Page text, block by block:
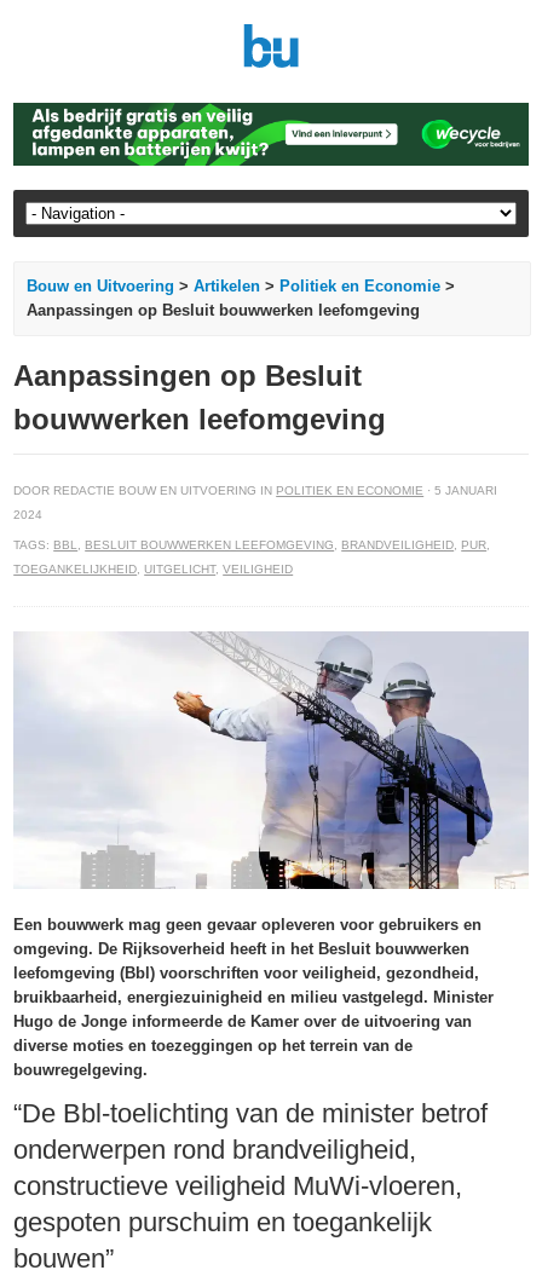
Bouw en Uitvoering >Artikelen > Politiek en Economie >
Aanpassingen op Besluit bouwwerken leefomgeving
Aanpassingen op Besluit
bouwwerken leefomgeving
DOOR REDACTIE BOUW EN UITVOERING IN POLITIEK EN ECONOMIE · 5 JANUARI
2024
TAGS: BBL, BESLUIT BOUWWERKEN LEEFOMGEVING, BRANDVEILIGHEID, PUR,
TOEGANKELIJKHEID,UITGELICHT,VEILIGHEID
Een bouwwerk mag geen gevaar opleveren voor gebruikers en
omgeving. De Rijksoverheid heeft in het Besluit bouwwerken
leefomgeving (Bbl) voorschriften voor veiligheid, gezondheid,
bruikbaarheid, energiezuinigheid en milieu vastgelegd. Minister
Hugo de Jonge informeerde de Kamer over de uitvoering van
diverse moties en toezeggingen op het terrein van de
bouwregelgeving.
“De Bbl-toelichting van de minister betrof
onderwerpen rond brandveiligheid,
constructieve veiligheid MuWi-vloeren,
gespoten purschuim en toegankelijk
bouwen”